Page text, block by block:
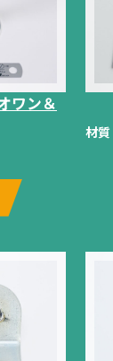
ワン＆
材質